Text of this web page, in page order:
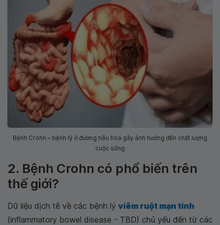
Bệnh Crohn – bệnh lý ở đường tiêu hoá gây ảnh hưởng đến chất lượng
cuộc sống
2. Bệnh Crohn có phổ biến trên
thế giới?
Dữ liệu dịch tễ về các bệnh lý viêm ruột mạn tính
(inflammatory bowel disease - TBD) chủ yếu đến từ các